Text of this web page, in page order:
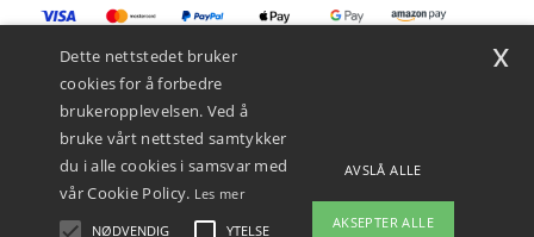
Dette nettstedet bruker
cookies for å forbedre
brukeropplevelsen. Ved å
bruke vårt nettsted samtykker
du i alle cookies i samsvar med
vår Cookie Policy. Les mer
NØDVENDIG YTELSE
AVSLÅ ALLE
AKSEPTER ALLE
x